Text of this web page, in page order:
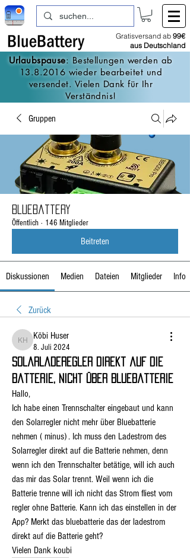
Gratisversand ab 99€
aus Deutschland
Urlaubspause: Bestellungen werden ab
13.8.2016 wieder bearbeitet und
versendet. Vielen Dank für Ihr
Verständnis!
Gruppen
BlueBattery
Öffentlich · 146 Mitglieder
Beitreten
Diskussionen Medien Dateien Mitglieder Info
Zurück
Köbi Huser
Köbi Huser
8. Juli 2024
Solarladeregler direkt auf die
Batterie, nicht über Bluebatterie
Hallo,
Ich habe einen Trennschalter eingebaut und kann
den Solarregler nicht mehr über Bluebatterie
nehmen ( minus) . Ich muss den Ladestrom des
Solarregler direkt auf die Batterie nehmen, denn
wenn ich den Trennschalter betätige, will ich auch
das mir das Solar trennt. Weil wenn ich die
Batterie trenne will ich nicht das Strom fliest vom
regler ohne Batterie. Kann ich das einstellen in der
App? Merkt das bluebatterie das der ladestrom
direkt auf die Batterie geht?
Vielen Dank koubi